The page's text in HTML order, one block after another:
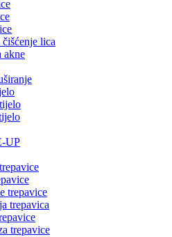
čišćenje lica
akne
UP
trepavice
trepavica
trepavice